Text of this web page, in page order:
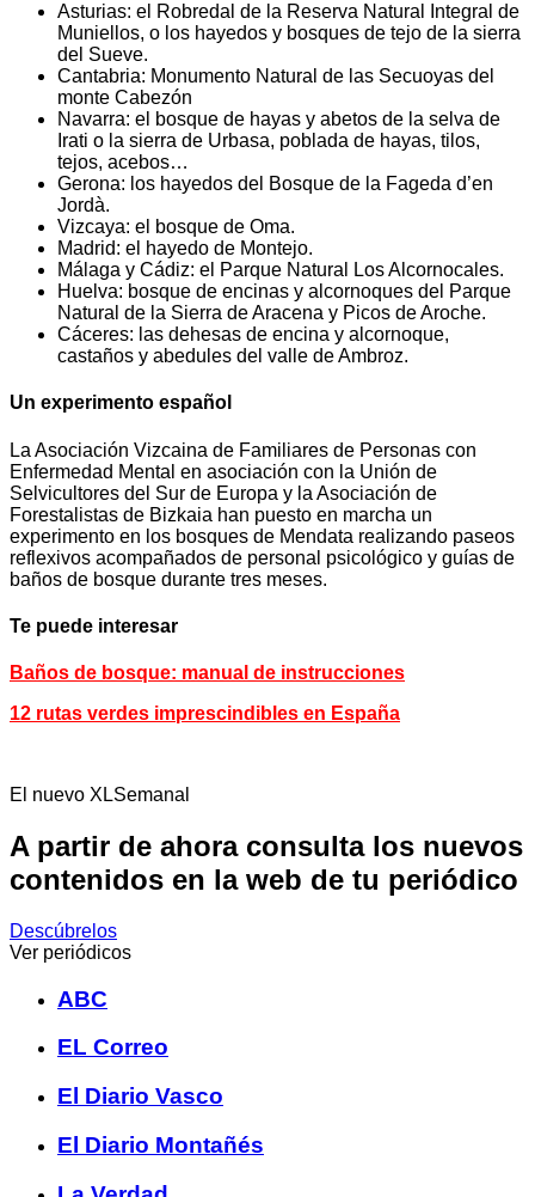
Asturias: el Robredal de la Reserva Natural Integral de
Muniellos, o los hayedos y bosques de tejo de la sierra
del Sueve.
Cantabria: Monumento Natural de las Secuoyas del
monte Cabezón
Navarra: el bosque de hayas y abetos de la selva de
Irati o la sierra de Urbasa, poblada de hayas, tilos,
tejos, acebos…
Gerona: los hayedos del Bosque de la Fageda d’en
Jordà.
Vizcaya: el bosque de Oma.
Madrid: el hayedo de Montejo.
Málaga y Cádiz: el Parque Natural Los Alcornocales.
Huelva: bosque de encinas y alcornoques del Parque
Natural de la Sierra de Aracena y Picos de Aroche.
Cáceres: las dehesas de encina y alcornoque,
castaños y abedules del valle de Ambroz.
Un experimento español
La Asociación Vizcaina de Familiares de Personas con
Enfermedad Mental en asociación con la Unión de
Selvicultores del Sur de Europa y la Asociación de
Forestalistas de Bizkaia han puesto en marcha un
experimento en los bosques de Mendata realizando paseos
reflexivos acompañados de personal psicológico y guías de
baños de bosque durante tres meses.
Te puede interesar
Baños de bosque: manual de instrucciones
12 rutas verdes imprescindibles en España
El nuevo XLSemanal
A partir de ahora consulta los nuevos
contenidos en la web de tu periódico
Descúbrelos
Ver periódicos
ABC
EL Correo
El Diario Vasco
El Diario Montañés